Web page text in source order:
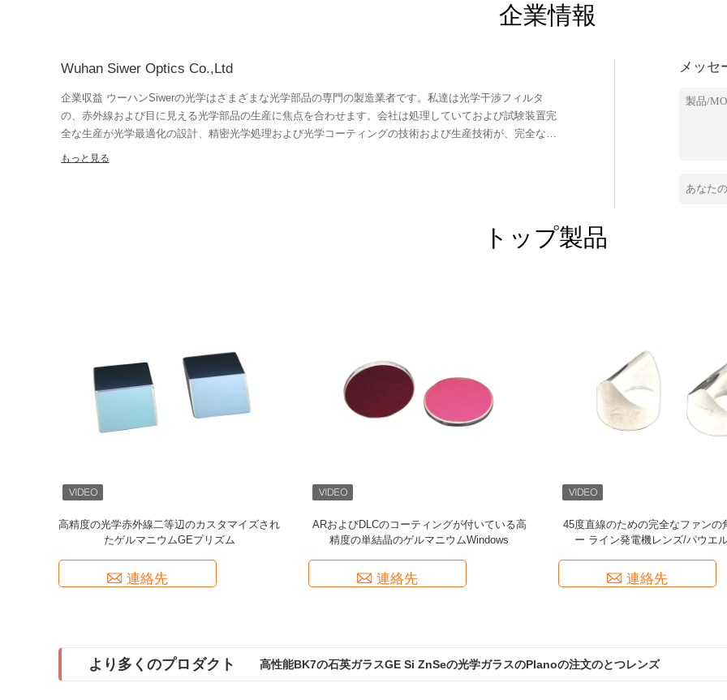
企業情報
Wuhan Siwer Optics Co.,Ltd
企業収益 ウーハンSiwerの光学はさまざまな光学部品の専門の製造業者です。私達は光学干渉フィルタ
の、赤外線および目に見える光学部品の生産に焦点を合わせます。会社は処理していておよび試験装置完
全な生産が光学最適化の設計、精密光学処理および光学コーティングの技術および生産技術が、完全な質
の管理システムあります。連続的な科学技術の進歩および管理革新によって、私達はより多くの価値を作
ルマニウム、ケイ素、ZnSe、ZnS、CaF2、MgF2、サファイア、目に見える光学ガラス、等。 干渉フィル
ング、分極のBeamsplitterのコーティング、二色性のコーティング。 私達のプロダクトは精密機械、美装
置、医療機器、赤外線イメージ投射、測定システム、レーザーのプロセス用機器および科学的な区域で広
もっと見る
メッセ
トップ製品
高精度の光学赤外線二等辺のカスタマイズされ
たゲルマニウムGEプリズム
連絡先
ARおよびDLCのコーティングが付いている高
精度の単結晶のゲルマニウムWindows
連絡先
45度直線のための完全なファンの
ー ライン発電機レンズ/パウエ
連絡先
より多くのプロダクト 高性能BK7の石英ガラスGE Si ZnSeの光学ガラスのPlanoの注文のとつレンズ